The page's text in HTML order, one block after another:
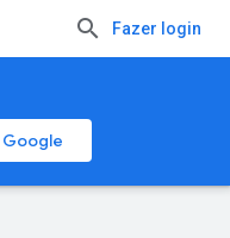
Fazer login